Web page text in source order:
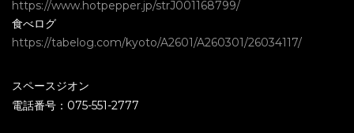
https://www.hotpepper.jp/strJ001168799/
食べログ
https://tabelog.com/kyoto/A2601/A260301/26034117/
スペースジオン
電話番号：075-551-2777